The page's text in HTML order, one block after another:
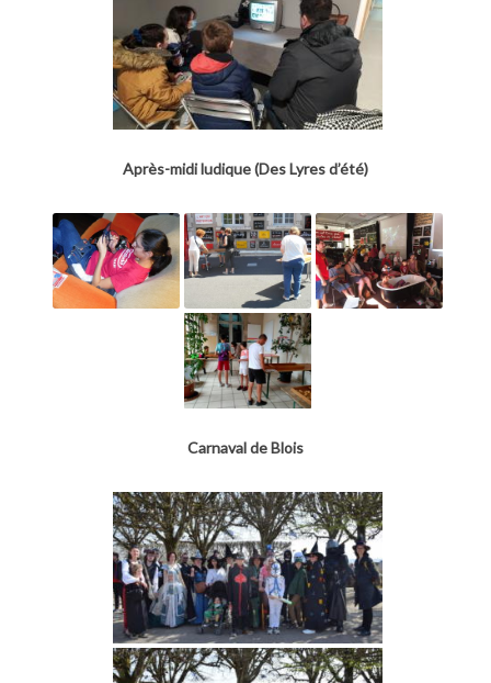
Après-midi ludique (Des Lyres d’été)
Carnaval de Blois